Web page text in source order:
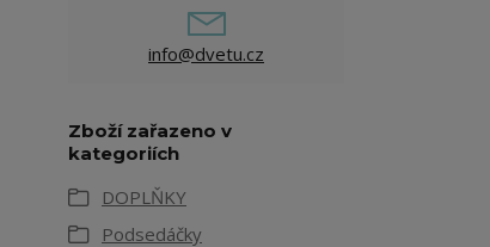
info@dvetu.cz
Zboží zařazeno v
kategoriích
DOPLŇKY
Podsedáčky